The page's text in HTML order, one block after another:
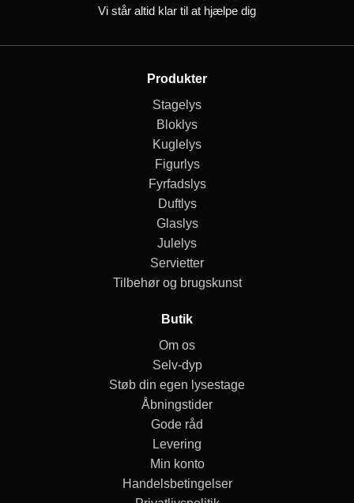
Vi står altid klar til at hjælpe dig
Produkter
Stagelys
Bloklys
Kuglelys
Figurlys
Fyrfadslys
Duftlys
Glaslys
Julelys
Servietter
Tilbehør og brugskunst
Butik
Om os
Selv-dyp
Støb din egen lysestage
Åbningstider
Gode råd
Levering
Min konto
Handelsbetingelser